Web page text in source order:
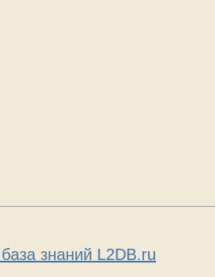
знаний L2DB.ru